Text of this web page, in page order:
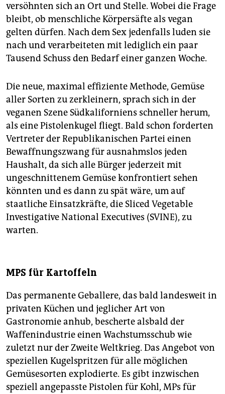
versöhnten sich an Ort und Stelle. Wobei die Frage
bleibt, ob menschliche Körpersäfte als vegan
gelten dürfen. Nach dem Sex jedenfalls luden sie
nach und verarbeiteten mit lediglich ein paar
Tausend Schuss den Bedarf einer ganzen Woche.
Die neue, maximal effiziente Methode, Gemüse
aller Sorten zu zerkleinern, sprach sich in der
veganen Szene Südkaliforniens schneller herum,
als eine Pistolenkugel fliegt. Bald schon forderten
Vertreter der Republikanischen Partei einen
Bewaffnungszwang für ausnahmslos jeden
Haushalt, da sich alle Bür­ge­r jederzeit mit
ungeschnittenem Gemüse konfrontiert sehen
könnten und es dann zu spät wäre, um auf
staatliche Einsatzkräfte, die Sliced Vegetable
Investigative National Executives (SVINE), zu
warten.
MPS für Kartoffeln
Das permanente Geballere, das bald landesweit in
privaten Küchen und jeglicher Art von
Gastronomie anhub, bescherte alsbald der
Waffenindustrie einen Wachstumsschub wie
zuletzt nur der Zweite Weltkrieg. Das Angebot von
speziellen Kugelspritzen für alle möglichen
Gemüsesorten explodierte. Es gibt inzwischen
speziell angepasste Pistolen für Kohl, MPs für